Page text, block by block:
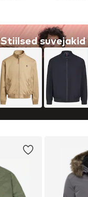
Stiilsed suvejakid